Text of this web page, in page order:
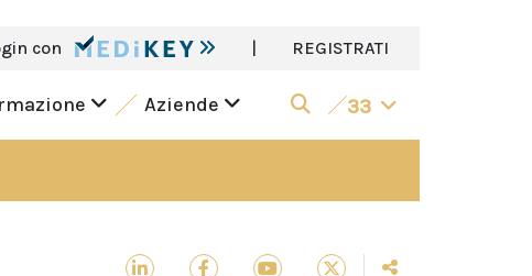
con | REGISTRATI
Aziende 33